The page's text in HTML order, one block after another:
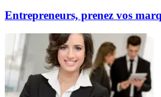
Entrepreneurs, prenez vos